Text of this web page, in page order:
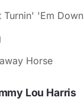
Turnin' 'Em Down
Horse
Lou Harris